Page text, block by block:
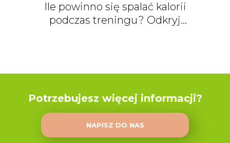
Ile powinno się spalać kalorii
podczas treningu? Odkryj
Potrzebujesz więcej informacji?
NAPISZ DO NAS